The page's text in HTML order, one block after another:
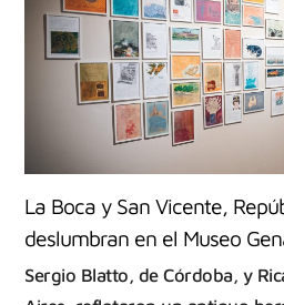
La Boca y San Vicente,
deslumbran en el Museo
Sergio Blatto, de Córdoba, y